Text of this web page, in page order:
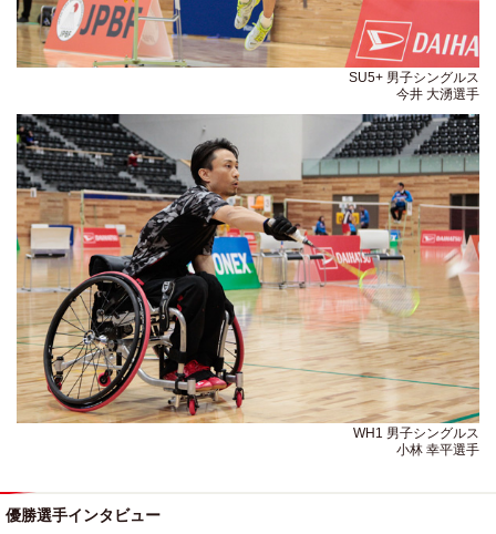
SU5+ 男子シングルス
今井 大湧選手
WH1 男子シングルス
小林 幸平選手
優勝選手インタビュー